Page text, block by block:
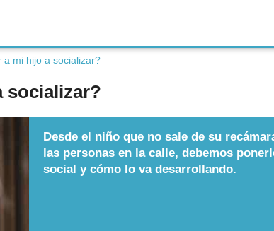
a mi hijo a socializar?
socializar?
Desde el niño que no sale de su
las personas en la calle, debemos
social y cómo lo va desarrollando.